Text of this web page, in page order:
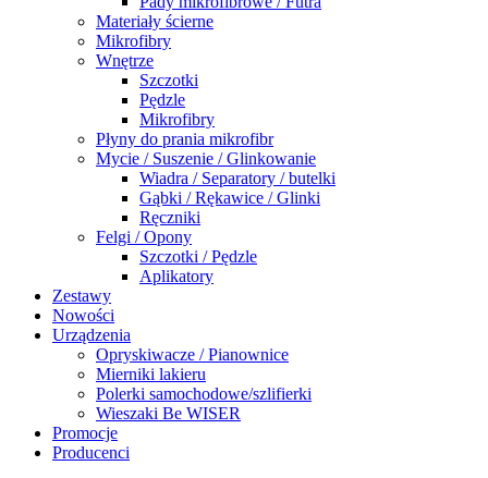
Materiały ścierne
Mikrofibry
Wnętrze
Szczotki
Pędzle
Mikrofibry
Płyny do prania mikrofibr
Mycie / Suszenie / Glinkowanie
Wiadra / Separatory / butelki
Gąbki / Rękawice / Glinki
Ręczniki
Felgi / Opony
Szczotki / Pędzle
Aplikatory
Zestawy
Nowości
Urządzenia
Opryskiwacze / Pianownice
Mierniki lakieru
Polerki samochodowe/szlifierki
Wieszaki Be WISER
Promocje
Producenci